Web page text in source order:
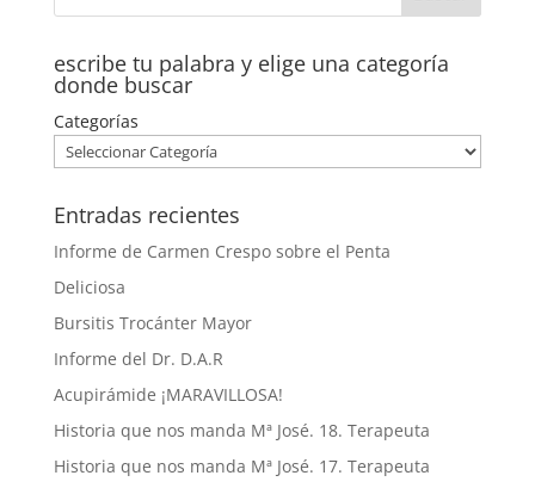
escribe tu palabra y elige una categoría
donde buscar
Categorías
Entradas recientes
Informe de Carmen Crespo sobre el Penta
Deliciosa
Bursitis Trocánter Mayor
Informe del Dr. D.A.R
Acupirámide ¡MARAVILLOSA!
Historia que nos manda Mª José. 18. Terapeuta
Historia que nos manda Mª José. 17. Terapeuta